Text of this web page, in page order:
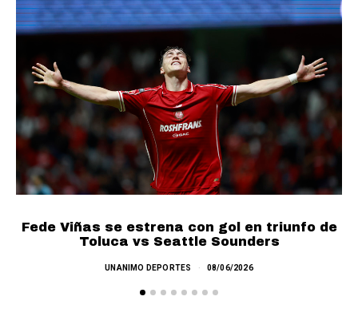
Fede Viñas se estrena con gol en triunfo de
Toluca vs Seattle Sounders
UNANIMO DEPORTES 08/06/2026